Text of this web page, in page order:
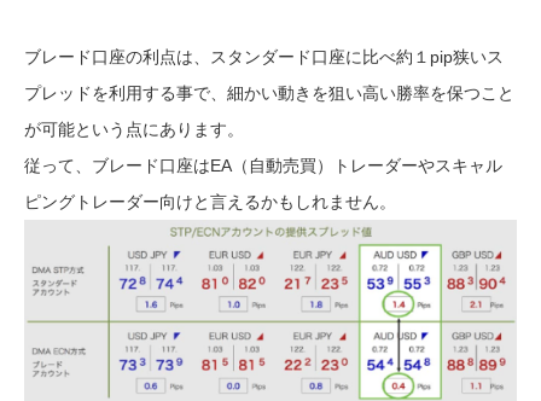
ブレード口座の利点は、スタンダード口座に比べ約１pip狭いス
プレッドを利用する事で、細かい動きを狙い高い勝率を保つこと
が可能という点にあります。
従って、ブレード口座はEA（自動売買）トレーダーやスキャル
ピングトレーダー向けと言えるかもしれません。